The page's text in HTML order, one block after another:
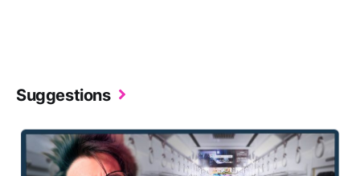
Suggestions